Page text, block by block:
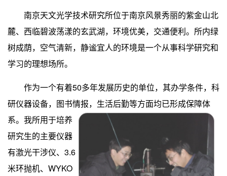
南京天文光学技术研究所位于南京风景秀丽的紫金山北
麓、西临碧波荡漾的玄武湖，环境优美，交通便利。所内绿
树成荫，空气清新，静谧宜人的环境是一个从事科学研究和
学习的理想场所。
作为一个有着50多年发展历史的单位，其办学条件，科
研仪器设备，图书情报，生活后勤等方面均已形成保障体
系。我所用于培养
研究生的主要仪器
有激光干涉仪、 3.6
米环抛机、 WYKO